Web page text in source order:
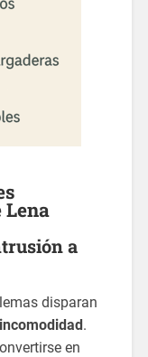
Lena
a
disparan
incomodidad.
en